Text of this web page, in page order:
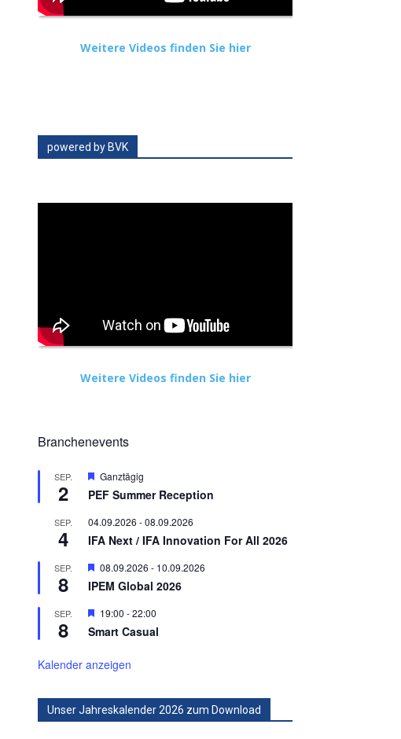
Weitere Videos finden Sie hier
powered by BVK
Weitere Videos finden Sie hier
Branchenevents
SEP.
2
Hervorgehoben
Ganztägig
PEF Summer Reception
SEP.
4
04.09.2026 -08.09.2026
IFA Next / IFA Innovation For All 2026
SEP.
8
Hervorgehoben
08.09.2026 - 10.09.2026
IPEM Global 2026
SEP.
8
Hervorgehoben
19:00 -22:00
Smart Casual
Kalender anzeigen
Unser Jahreskalender 2026 zum Download